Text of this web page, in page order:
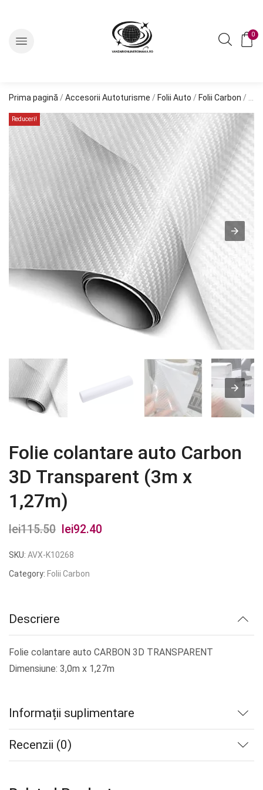
0
Prima pagină / Accesorii Autoturisme / Folii Auto / Folii Carbon / Folie colantare auto Carbon 3D Transparent (3m x 1,27m)
Reduceri!
Folie colantare auto Carbon
3D Transparent (3m x
1,27m)
lei115.50
Prețul
inițial
a
lei92.40
SKU: AVX-K10268
Category: Folii Carbon
Descriere
Folie colantare auto CARBON 3D TRANSPARENT
Dimensiune: 3,0m x 1,27m
Informații suplimentare
Recenzii (0)